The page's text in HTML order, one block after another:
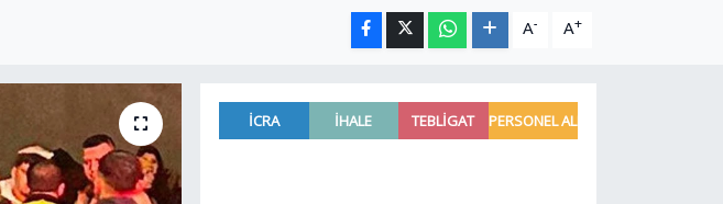
A- A+